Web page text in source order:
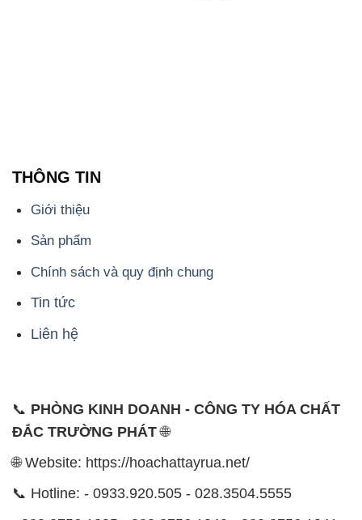
THÔNG TIN
Giới thiệu
Sản phẩm
Chính sách và quy định chung
Tin tức
Liên hệ
📞 PHÒNG KINH DOANH - CÔNG TY HÓA CHẤT
ĐẮC TRƯỜNG PHÁT🌐
🌐 Website: https://hoachattayrua.net/
📞 Hotline: - 0933.920.505 - 028.3504.5555